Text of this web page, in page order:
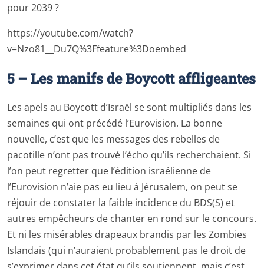
pour 2039 ?
https://youtube.com/watch?
v=Nzo81__Du7Q%3Ffeature%3Doembed
5 – Les manifs de Boycott affligeantes
Les apels au Boycott d’Israël se sont multipliés dans les
semaines qui ont précédé l’Eurovision. La bonne
nouvelle, c’est que les messages des rebelles de
pacotille n’ont pas trouvé l’écho qu’ils recherchaient. Si
l’on peut regretter que l’édition israélienne de
l’Eurovision n’aie pas eu lieu à Jérusalem, on peut se
réjouir de constater la faible incidence du BDS(S) et
autres empêcheurs de chanter en rond sur le concours.
Et ni les misérables drapeaux brandis par les Zombies
Islandais (qui n’auraient probablement pas le droit de